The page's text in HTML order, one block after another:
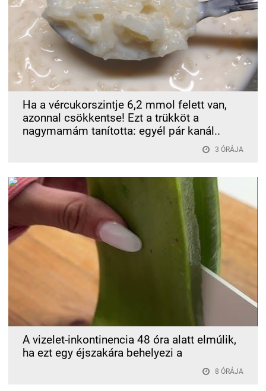
Ha a vércukorszintje 6,2 mmol felett van,
azonnal csökkentse! Ezt a trükköt a
nagymamám tanította: egyél pár kanál..
3 ÓRÁJA
A vizelet-inkontinencia 48 óra alatt elmúlik,
ha ezt egy éjszakára behelyezi a
8 ÓRÁJA